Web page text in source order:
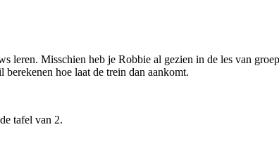
leren. Misschien heb je Robbie al gezien in de les van
hoe laat de trein dan aankomt.
tafel van 2.